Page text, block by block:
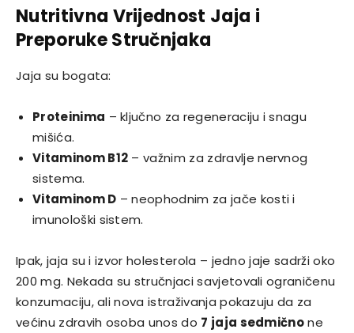
Nutritivna Vrijednost Jaja i
Preporuke Stručnjaka
Jaja su bogata:
Proteinima – ključno za regeneraciju i snagu
mišića.
Vitaminom B12 – važnim za zdravlje nervnog
sistema.
Vitaminom D – neophodnim za jače kosti i
imunološki sistem.
Ipak, jaja su i izvor holesterola – jedno jaje sadrži oko
200 mg. Nekada su stručnjaci savjetovali ograničenu
konzumaciju, ali nova istraživanja pokazuju da za
većinu zdravih osoba unos do 7 jaja sedmičnone